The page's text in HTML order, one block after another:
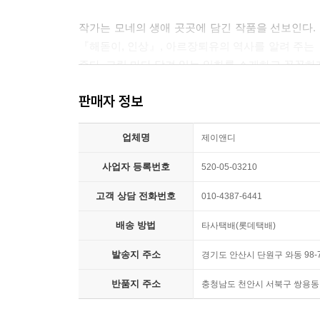
작가는 모네의 생애 곳곳에 담긴 작품을 선보인
준다. 그림 마다 담겨 있는 일화를 소개하고 꼼꼼
모네와 순간을 그린 화가들
체험을 통해 인상파 화가들의 기법과 현대 미술의
마네와 르누아르 작품을 넣어 그들의 끈끈한 관계
인상파는 순간의 인상을 색으로 표현하였다. 새
많은 화가들이 인상파의 영향을 받았다. 대표적
부흐홀츠까지 소개하면서 ‘순간을 그린 화가들’ 이
판매자 정보
업체명 제이앤디
사업자 등록번호 520-05-03210
고객 상담 전화번호 010-4387-6441
배송 방법 타사택배(롯데택배)
발송지 주소 경기도 안산시 단원구 와동
반품지 주소 충청남도 천안시 서북구 쌍용